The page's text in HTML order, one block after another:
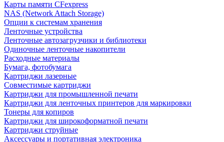
Карты памяти CFexpress
NAS (Network Attach Storage)
Опции к системам хранения
Ленточные устройства
Ленточные автозагрузчики и библиотеки
Одиночные ленточные накопители
Расходные материалы
Бумага, фотобумага
Картриджи лазерные
Совместимые картриджи
Картриджи для промышленной печати
Картриджи для ленточных принтеров для маркировки
Тонеры для копиров
Картриджи для широкоформатной печати
Картриджи струйные
Аксессуары и портативная электроника